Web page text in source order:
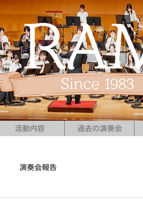
活動内容 過去の演奏会
演奏会報告